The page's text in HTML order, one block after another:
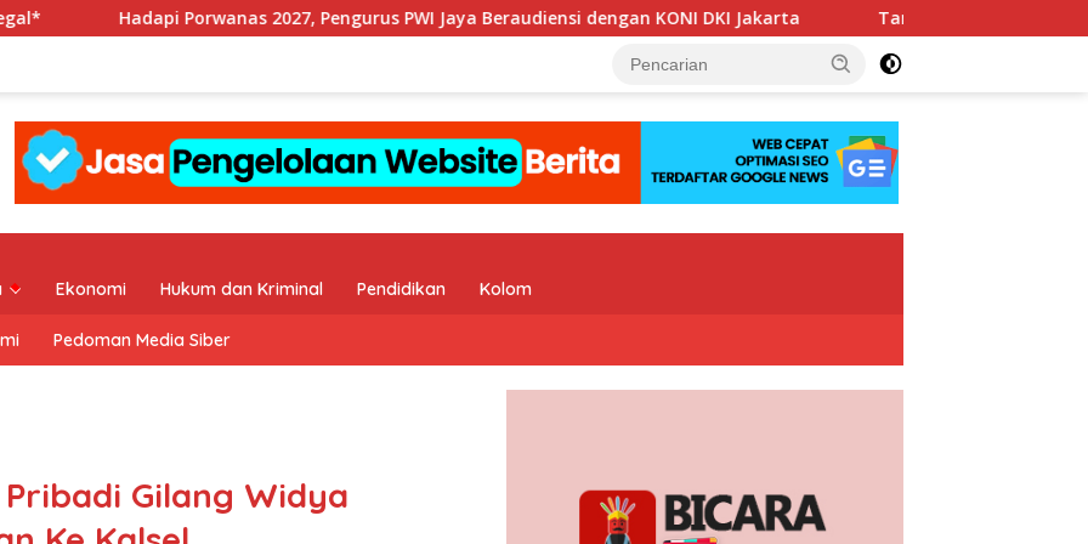
2027, Pengurus PWI Jaya Beraudiensi dengan KONI DKI Jakarta Tanpa Kedip, PLN Jaga Keandalan Listrik Zikir dan
Ekonomi Hukum dan Kriminal Pendidikan Kolom
Pedoman Media Siber
Gilang Widya